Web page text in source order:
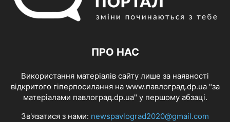
ПРО НАС
Використання матеріалів сайту лише за наявності
відкритого гіперпосилання на www.павлоград.dp.ua "за
матеріалами павлоград.dp.ua" у першому абзаці.
Зв'язатися з нами: newspavlograd2020@gmail.com